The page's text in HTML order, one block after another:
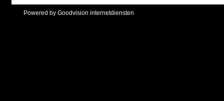
Powered by Goodvision internetdiensten